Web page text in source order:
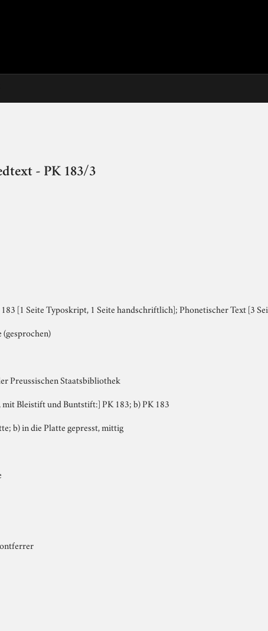
- PK 183/3
[1 Seite Typoskript, 1 Seite handschriftlich]; Phonetischer Text [3
Preussischen Staatsbibliothek
Bleistift und Buntstift:] PK 183; b) PK 183
b) in die Platte gepresst, mittig